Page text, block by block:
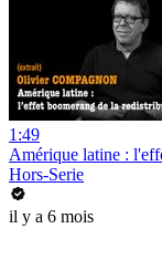
1:49
Amérique latine :
Hors-Serie
il y a 6 mois